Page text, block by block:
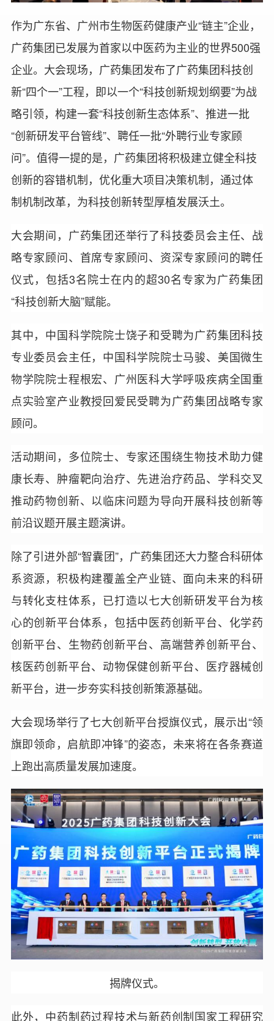
作为广东省、广州市生物医药健康产业“链主”企业，
广药集团已发展为首家以中医药为主业的世界500强
企业。大会现场，广药集团发布了广药集团科技创
新“四个一”工程，即以一个“科技创新规划纲要”为战
略引领，构建一套“科技创新生态体系”、推进一批
“创新研发平台管线”、聘任一批“外聘行业专家顾
问”。值得一提的是，广药集团将积极建立健全科技
创新的容错机制，优化重大项目决策机制，通过体
制机制改革，为科技创新转型厚植发展沃土。
大会期间，广药集团还举行了科技委员会主任、战
略专家顾问、首席专家顾问、资深专家顾问的聘任
仪式，包括3名院士在内的超30名专家为广药集团
“科技创新大脑”赋能。
其中，中国科学院院士饶子和受聘为广药集团科技
专业委员会主任，中国科学院院士马骏、美国微生
物学院院士程根宏、广州医科大学呼吸疾病全国重
点实验室产业教授回爱民受聘为广药集团战略专家
顾问。
活动期间，多位院士、专家还围绕生物技术助力健
康长寿、肿瘤靶向治疗、先进治疗药品、学科交叉
推动药物创新、以临床问题为导向开展科技创新等
前沿议题开展主题演讲。
除了引进外部“智囊团”，广药集团还大力整合科研体
系资源，积极构建覆盖全产业链、面向未来的科研
与转化支柱体系，已打造以七大创新研发平台为核
心的创新平台体系，包括中医药创新平台、化学药
创新平台、生物药创新平台、高端营养创新平台、
核医药创新平台、动物保健创新平台、医疗器械创
新平台，进一步夯实科技创新策源基础。
大会现场举行了七大创新平台授旗仪式，展示出“领
旗即领命，启航即冲锋”的姿态，未来将在各条赛道
上跑出高质量发展加速度。
揭牌仪式。
此外，中药制药过程技术与新药创制国家工程研究